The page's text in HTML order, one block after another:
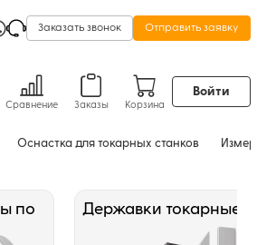
Заказать звонок Отправить заявку
Сравнение Заказы Корзина
Войти
Оснастка для токарных станков
по
Державки токарные